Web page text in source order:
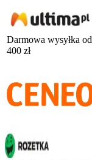
Darmowa wysyłka od
400 zł